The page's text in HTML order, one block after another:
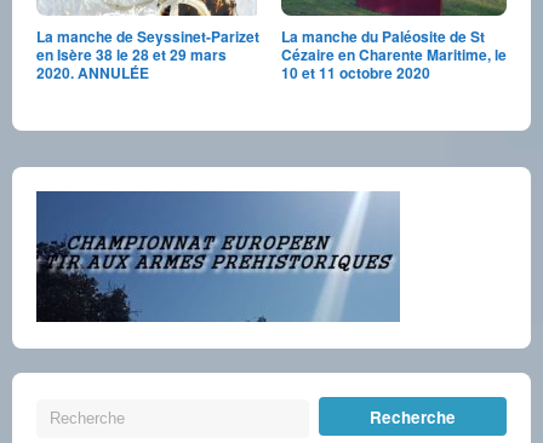
La manche de Seyssinet-Parizet
en Isère 38 le 28 et 29 mars
2020. ANNULÉE
La manche du Paléosite de St
Cézaire en Charente Maritime, le
10 et 11 octobre 2020